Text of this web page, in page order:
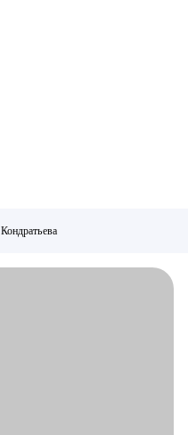
Кондратьева